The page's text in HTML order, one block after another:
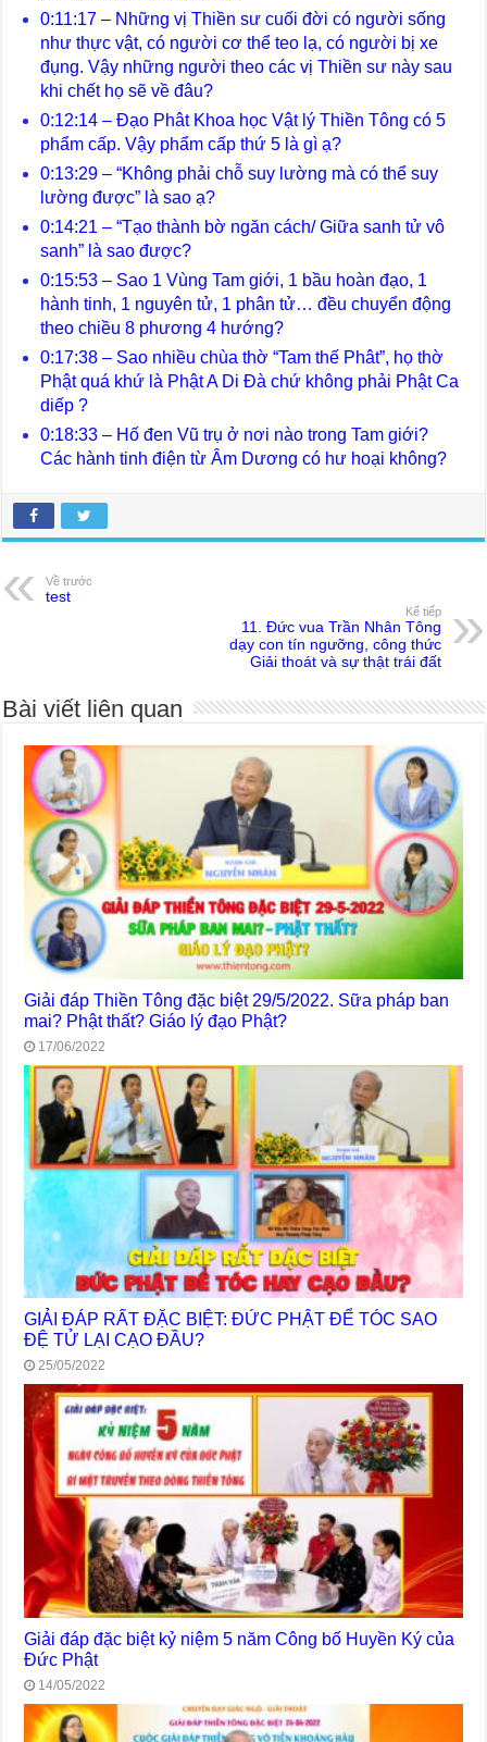
0:11:17 – Những vị Thiền sư cuối đời có người sống
như thực vật, có người cơ thể teo lạ, có người bị xe
đụng. Vậy những người theo các vị Thiền sư này sau
khi chết họ sẽ về đâu?
0:12:14 – Đạo Phât Khoa học Vật lý Thiền Tông có 5
phẩm cấp. Vậy phẩm cấp thứ 5 là gì ạ?
0:13:29 – “Không phải chỗ suy lường mà có thể suy
lường được” là sao ạ?
0:14:21 – “Tạo thành bờ ngăn cách/ Giữa sanh tử vô
sanh” là sao được?
0:15:53 – Sao 1 Vùng Tam giới, 1 bầu hoàn đạo, 1
hành tinh, 1 nguyên tử, 1 phân tử… đều chuyển động
theo chiều 8 phương 4 hướng?
0:17:38 – Sao nhiều chùa thờ “Tam thế Phât”, họ thờ
Phật quá khứ là Phật A Di Đà chứ không phải Phật Ca
diếp ?
0:18:33 – Hố đen Vũ trụ ở nơi nào trong Tam giới?
Các hành tinh điện từ Âm Dương có hư hoại không?
Về trước
test
Kế tiếp
11. Đức vua Trần Nhân Tông
dạy con tín ngưỡng, công thức
Giải thoát và sự thật trái đất
Bài viết liên quan
Giải đáp Thiền Tông đặc biệt 29/5/2022. Sữa pháp ban
mai? Phật thất? Giáo lý đạo Phật?
17/06/2022
GIẢI ĐÁP RẤT ĐẶC BIỆT: ĐỨC PHẬT ĐỂ TÓC SAO
ĐỆ TỬ LẠI CẠO ĐẦU?
25/05/2022
Giải đáp đặc biệt kỷ niệm 5 năm Công bố Huyền Ký của
Đức Phật
14/05/2022